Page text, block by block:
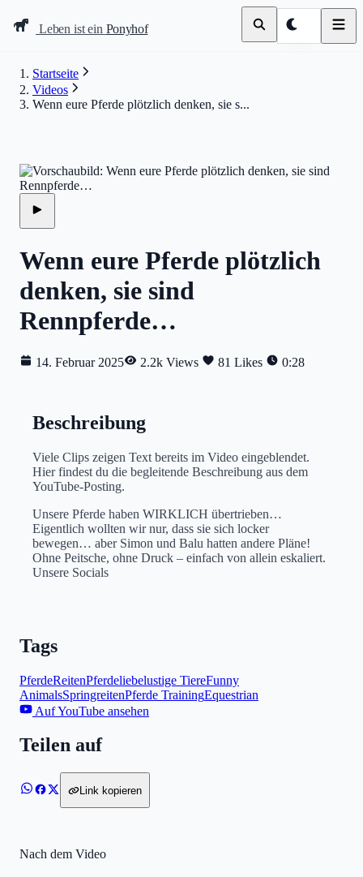
Leben ist ein Ponyhof
Startseite
Videos
Wenn eure Pferde plötzlich denken, sie s...
Wenn eure Pferde plötzlich
denken, sie sind
Rennpferde…
14. Februar 2025 2.2k Views 81 Likes 0:28
Beschreibung
Viele Clips zeigen Text bereits im Video eingeblendet.
Hier findest du die begleitende Beschreibung aus dem
YouTube-Posting.
Unsere Pferde haben WIRKLICH übertrieben…
Eigentlich wollten wir nur, dass sie sich locker
bewegen… aber Simon und Balu hatten andere Pläne!
Ohne Peitsche, ohne Druck – einfach von allein eskaliert.
Unsere Socials
Tags
PferdeReitenPferdeliebelustige TiereFunny
AnimalsSpringreitenPferde TrainingEquestrian
Auf YouTube ansehen
Teilen auf
WhatsApp
Facebook
X
Link kopieren
Nach dem Video